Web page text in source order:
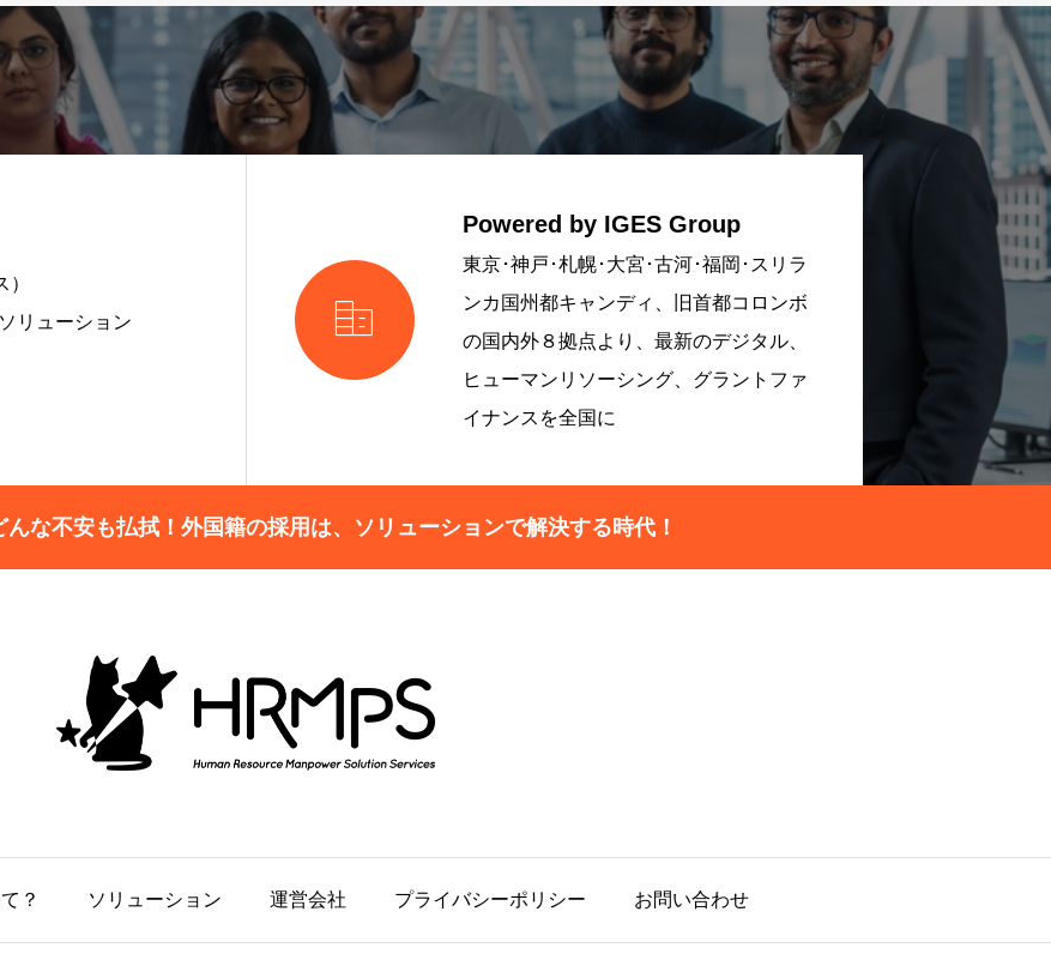
リューション

Powered by IGES Group
東京･神戸･札幌･大宮･古河･福岡･スリラ
ンカ国州都キャンディ、旧首都コロンボ
の国内外８拠点より、最新のデジタル、
ヒューマンリソーシング、グラントファ
イナンスを全国に
な不安も払拭！外国籍の採用は、ソリューションで解決する時代！
？ ソリューション 運営会社 プライバシーポリシー お問い合わせ